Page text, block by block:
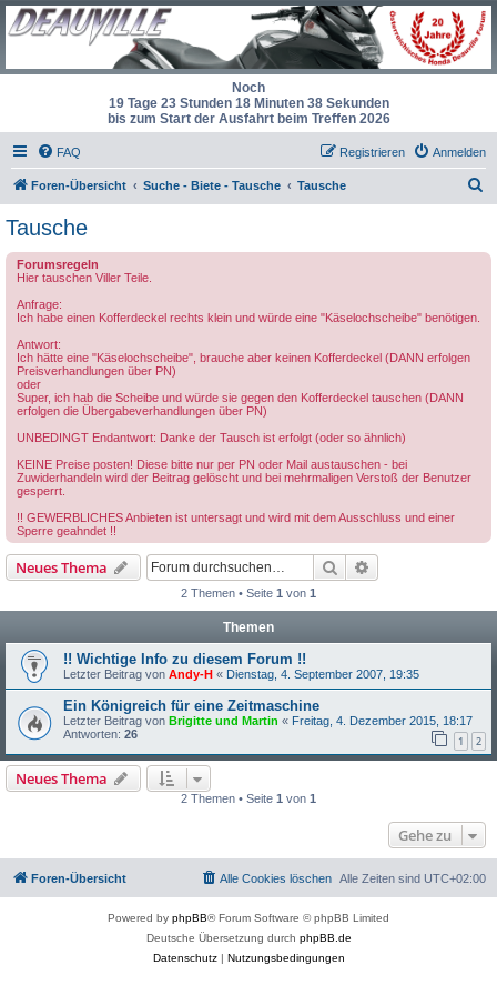
Noch
19 Tage 23 Stunden 18 Minuten 38 Sekunden
bis zum Start der Ausfahrt beim Treffen 2026
FAQ Anmelden
Registrieren
Foren-Übersicht Suche - Biete - Tausche Tausche
Tausche
Forumsregeln
Hier tauschen Viller Teile.
Anfrage:
Ich habe einen Kofferdeckel rechts klein und würde eine "Käselochscheibe" benötigen.
Antwort:
Ich hätte eine "Käselochscheibe", brauche aber keinen Kofferdeckel (DANN erfolgen
Preisverhandlungen über PN)
oder
Super, ich hab die Scheibe und würde sie gegen den Kofferdeckel tauschen (DANN
erfolgen die Übergabeverhandlungen über PN)
UNBEDINGT Endantwort: Danke der Tausch ist erfolgt (oder so ähnlich)
KEINE Preise posten! Diese bitte nur per PN oder Mail austauschen - bei
Zuwiderhandeln wird der Beitrag gelöscht und bei mehrmaligen Verstoß der Benutzer
gesperrt.
!! GEWERBLICHES Anbieten ist untersagt und wird mit dem Ausschluss und einer
Sperre geahndet !!
Neues Thema Suche
2 Themen • Seite 1 von 1
Themen
!! Wichtige Info zu diesem Forum !!
Letzter Beitrag von Andy-H « Dienstag, 4. September 2007, 19:35
Ein Königreich für eine Zeitmaschine
Letzter Beitrag von Brigitte und Martin « Freitag, 4. Dezember 2015, 18:17
Antworten: 26 1 2
Neues Thema
2 Themen • Seite 1 von 1
Gehe zu
Foren-Übersicht Alle Zeiten sind UTC+02:00
Alle Cookies löschen
Powered by phpBB® Forum Software © phpBB Limited
Deutsche Übersetzung durch phpBB.de
Datenschutz| Nutzungsbedingungen